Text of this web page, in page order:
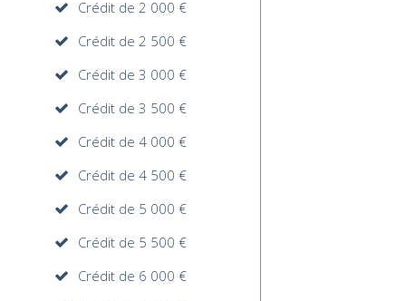
Crédit de 2 000 €
Crédit de 2 500 €
Crédit de 3 000 €
Crédit de 3 500 €
Crédit de 4 000 €
Crédit de 4 500 €
Crédit de 5 000 €
Crédit de 5 500 €
Crédit de 6 000 €